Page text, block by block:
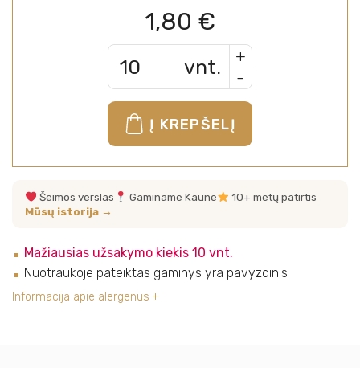
1,80 €
vnt.
+
-
Į KREPŠELĮ
Šeimos verslas Gaminame Kaune
10+ metų patirtis
Mūsų istorija →
Mažiausias užsakymo kiekis 10 vnt.
Nuotraukoje pateiktas gaminys yra pavyzdinis
Informacija apie alergenus